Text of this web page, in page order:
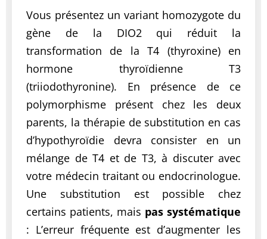
Vous présentez un variant homozygote du
gène de la DIO2 qui réduit la
transformation de la T4 (thyroxine) en
hormone thyroïdienne T3
(triiodothyronine). En présence de ce
polymorphisme présent chez les deux
parents, la thérapie de substitution en cas
d’hypothyroïdie devra consister en un
mélange de T4 et de T3, à discuter avec
votre médecin traitant ou endocrinologue.
Une substitution est possible chez
certains patients, mais pas systématique
: L’erreur fréquente est d’augmenter les